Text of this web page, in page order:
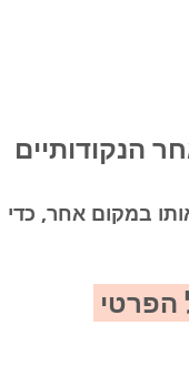
הנקודותיים
במקום אחר, כדי
הפרטי